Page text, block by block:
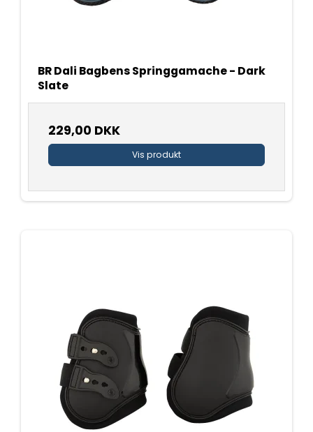
BR Dali Bagbens Springgamache - Dark
Slate
229,00 DKK
Vis produkt